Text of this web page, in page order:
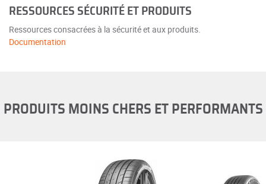
RESSOURCES SÉCURITÉ ET PRODUITS
Ressources consacrées à la sécurité et aux produits.
Documentation
PRODUITS MOINS CHERS ET PERFORMANTS